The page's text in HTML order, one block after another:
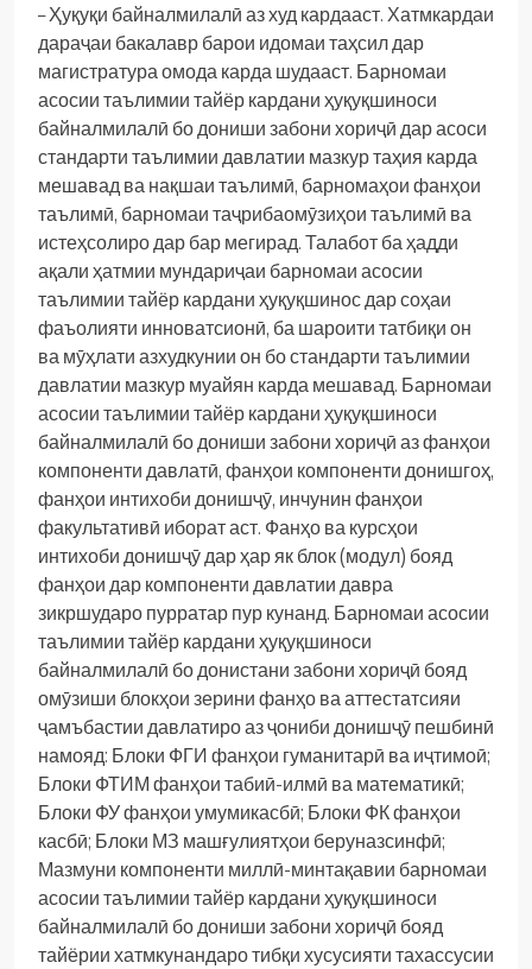
– Ҳуқуқи байналмилалӣ аз худ кардааст. Хатмкардаи
дараҷаи бакалавр барои идомаи таҳсил дар
магистратура омода карда шудааст. Барномаи
асосии таълимии тайёр кардани ҳуқуқшиноси
байналмилалӣ бо дониши забони хориҷӣ дар асоси
стандарти таълимии давлатии мазкур таҳия карда
мешавад ва нақшаи таълимӣ, барномаҳои фанҳои
таълимӣ, барномаи таҷрибаомӯзиҳои таълимӣ ва
истеҳсолиро дар бар мегирад. Талабот ба ҳадди
ақали ҳатмии мундариҷаи барномаи асосии
таълимии тайёр кардани ҳуқуқшинос дар соҳаи
фаъолияти инноватсионӣ, ба шароити татбиқи он
ва мӯҳлати азхудкунии он бо стандарти таълимии
давлатии мазкур муайян карда мешавад. Барномаи
асосии таълимии тайёр кардани ҳуқуқшиноси
байналмилалӣ бо дониши забони хориҷӣ аз фанҳои
компоненти давлатӣ, фанҳои компоненти донишгоҳ,
фанҳои интихоби донишҷӯ, инчунин фанҳои
факультативӣ иборат аст. Фанҳо ва курсҳои
интихоби донишҷӯ дар ҳар як блок (модул) бояд
фанҳои дар компоненти давлатии давра
зикршударо пурратар пур кунанд. Барномаи асосии
таълимии тайёр кардани ҳуқуқшиноси
байналмилалӣ бо донистани забони хориҷӣ бояд
омӯзиши блокҳои зерини фанҳо ва аттестатсияи
ҷамъбастии давлатиро аз ҷониби донишҷӯ пешбинӣ
намояд: Блоки ФГИ фанҳои гуманитарӣ ва иҷтимоӣ;
Блоки ФТИМ фанҳои табиӣ-илмӣ ва математикӣ;
Блоки ФУ фанҳои умумикасбӣ; Блоки ФК фанҳои
касбӣ; Блоки МЗ машғулиятҳои беруназсинфӣ;
Мазмуни компоненти миллӣ-минтақавии барномаи
асосии таълимии тайёр кардани ҳуқуқшиноси
байналмилалӣ бо дониши забони хориҷӣ бояд
тайёрии хатмкунандаро тибқи хусусияти тахассусии